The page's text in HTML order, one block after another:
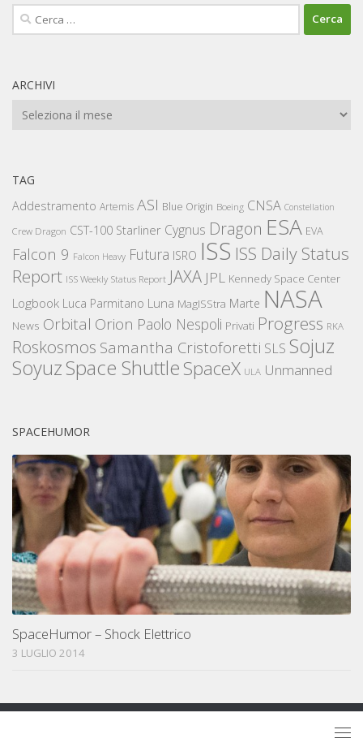
Ricerca
per:
ARCHIVI
Archivi
TAG
Addestramento Artemis ASI Blue Origin Boeing CNSA Constellation
Crew Dragon CST-100 Starliner Cygnus Dragon ESA EVA
Falcon 9 Falcon Heavy Futura ISRO ISS ISS Daily Status
Report ISS Weekly Status Report JAXA JPL Kennedy Space Center
Logbook Luca Parmitano Luna MagISStra Marte NASA
News Orbital Orion Paolo Nespoli Privati Progress RKA
Roskosmos Samantha Cristoforetti SLS Sojuz
SoyuzSpace ShuttleSpaceX ULA Unmanned
SPACEHUMOR
SpaceHumor – Shock Elettrico
3 LUGLIO 2014